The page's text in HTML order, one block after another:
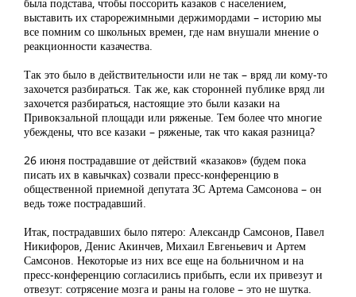
выставить их старорежимными держимордами – историю мы
все помним со школьных времен, где нам внушали мнение о
реакционности казачества.
Так это было в действительности или не так – вряд ли кому-то
захочется разбираться. Так же, как сторонней публике вряд ли
захочется разбираться, настоящие это были казаки на
Привокзальной площади или ряженые. Тем более что многие
убеждены, что все казаки – ряженые, так что какая разница?
26 июня пострадавшие от действий «казаков» (будем пока
писать их в кавычках) созвали пресс-конференцию в
общественной приемной депутата ЗС Артема Самсонова – он
ведь тоже пострадавший.
Итак, пострадавших было пятеро: Александр Самсонов, Павел
Никифоров, Денис Акинчев, Михаил Евгеньевич и Артем
Самсонов. Некоторые из них все еще на больничном и на
пресс-конференцию согласились прибыть, если их привезут и
отвезут: сотрясение мозга и раны на голове – это не шутка.